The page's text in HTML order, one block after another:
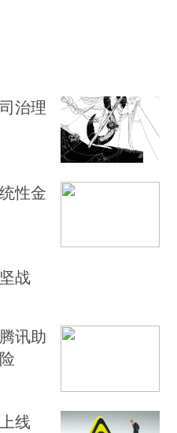
治理
性金
战
讯助
线